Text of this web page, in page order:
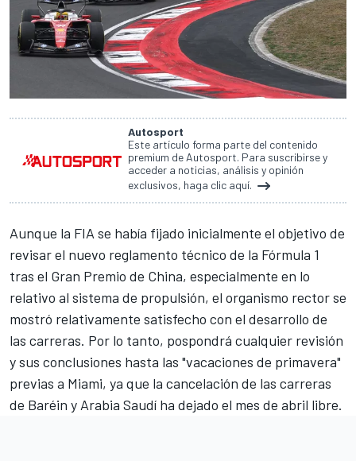
Autosport
Este artículo forma parte del contenido
premium de Autosport. Para suscribirse y
acceder a noticias, análisis y opinión
exclusivos, haga clic aquí.
Aunque la FIA se había fijado inicialmente el objetivo de
revisar el nuevo reglamento técnico de la Fórmula 1
tras el Gran Premio de China, especialmente en lo
relativo al sistema de propulsión, el organismo rector se
mostró relativamente satisfecho con el desarrollo de
las carreras. Por lo tanto, pospondrá cualquier revisión
y sus conclusiones hasta las "vacaciones de primavera"
previas a Miami, ya que la cancelación de las carreras
de Baréin y Arabia Saudí ha dejado el mes de abril libre.